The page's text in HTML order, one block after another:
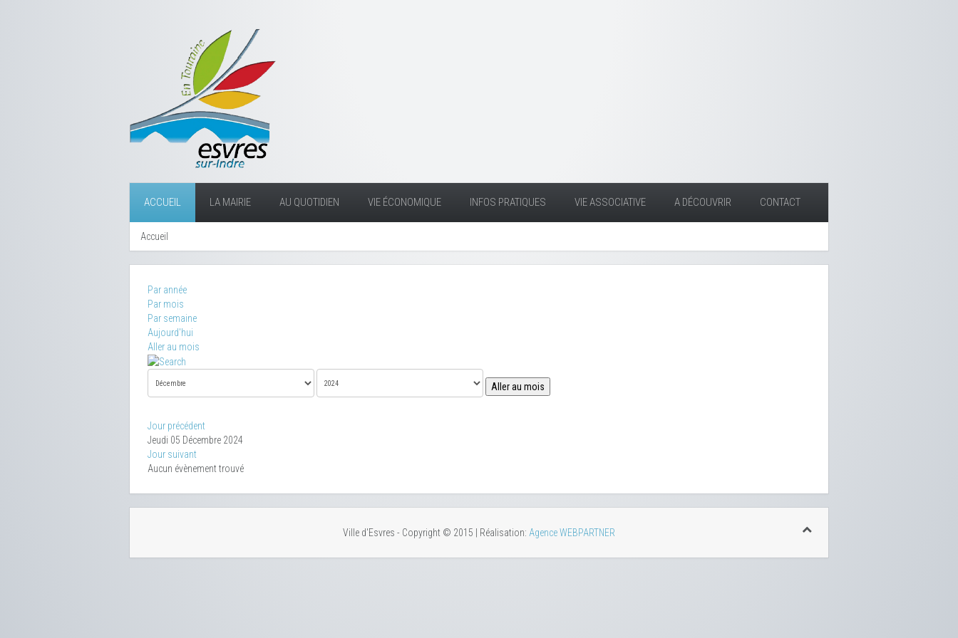
ACCUEIL LA MAIRIE AU QUOTIDIEN VIE ÉCONOMIQUE INFOS PRATIQUES VIE ASSOCIATIVE A DÉCOUVRIR CONTACT
Accueil
Par année
Par mois
Par semaine
Aujourd'hui
Aller au mois
Aller au mois
Jour précédent
Jeudi 05 Décembre 2024
Jour suivant
Aucun évènement trouvé
Ville d'Esvres - Copyright © 2015 | Réalisation: Agence WEBPARTNER